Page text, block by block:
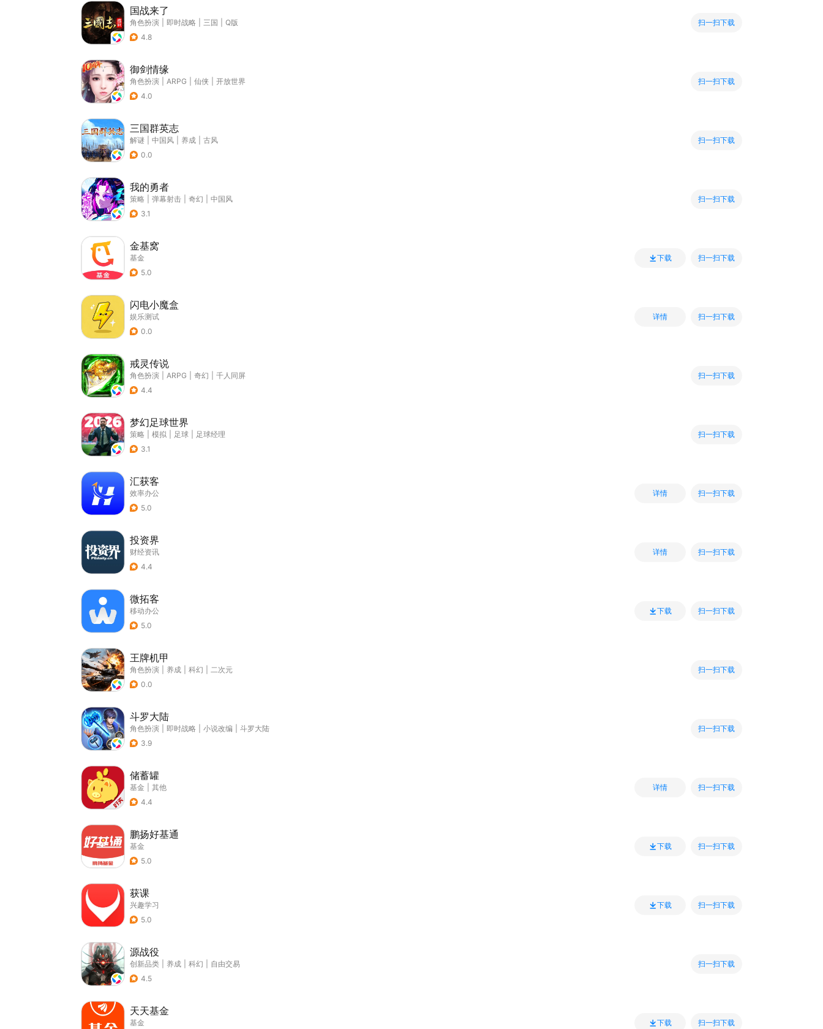
国战来了
角色扮演 即时战略 三国
Q版
4.8
扫一扫下载
御剑情缘
角色扮演 ARPG 仙侠
开放世界
4.0
扫一扫下载
三国群英志
解谜 中国风 养成
古风
0.0
扫一扫下载
我的勇者
策略 弹幕射击 奇幻
中国风
3.1
扫一扫下载
金基窝
基金
5.0
下载 扫一扫下载
闪电小魔盒
娱乐测试
0.0
详情 扫一扫下载
戒灵传说
角色扮演 ARPG 奇幻
千人同屏
4.4
扫一扫下载
梦幻足球世界
策略 模拟 足球
足球经理
3.1
扫一扫下载
汇获客
效率办公
5.0
详情 扫一扫下载
投资界
财经资讯
4.4
详情 扫一扫下载
微拓客
移动办公
5.0
下载 扫一扫下载
王牌机甲
角色扮演 养成 科幻
二次元
0.0
扫一扫下载
斗罗大陆
角色扮演 即时战略 小说改编
斗罗大陆
3.9
扫一扫下载
储蓄罐
基金
其他
4.4
详情 扫一扫下载
鹏扬好基通
基金
5.0
下载 扫一扫下载
获课
兴趣学习
5.0
下载 扫一扫下载
源战役
创新品类 养成 科幻
自由交易
4.5
扫一扫下载
天天基金
基金
下载 扫一扫下载